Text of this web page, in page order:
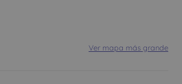
Ver mapa más grande